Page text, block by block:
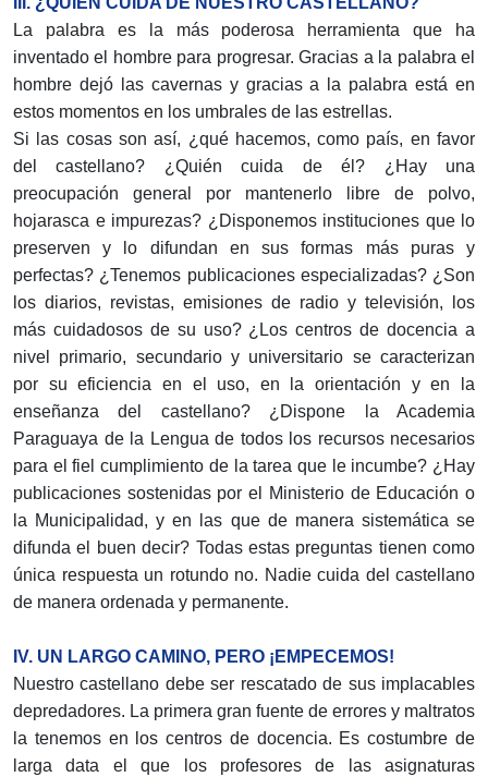
La palabra es la más poderosa herramienta que ha
inventado el hombre para progresar. Gracias a la palabra el
hombre dejó las cavernas y gracias a la palabra está en
estos momentos en los umbrales de las estrellas.
Si las cosas son así, ¿qué hacemos, como país, en favor
del castellano? ¿Quién cuida de él? ¿Hay una
preocupación general por mantenerlo libre de polvo,
hojarasca e impurezas? ¿Disponemos instituciones que lo
preserven y lo difundan en sus formas más puras y
perfectas? ¿Tenemos publicaciones especializadas? ¿Son
los diarios, revistas, emisiones de radio y televisión, los
más cuidadosos de su uso? ¿Los centros de docencia a
nivel primario, secundario y universitario se caracterizan
por su eficiencia en el uso, en la orientación y en la
enseñanza del castellano? ¿Dispone la Academia
Paraguaya de la Lengua de todos los recursos necesarios
para el fiel cumplimiento de la tarea que le incumbe? ¿Hay
publicaciones sostenidas por el Ministerio de Educación o
la Municipalidad, y en las que de manera sistemática se
difunda el buen decir? Todas estas preguntas tienen como
única respuesta un rotundo no. Nadie cuida del castellano
de manera ordenada y permanente.
IV. UN LARGO CAMINO, PERO ¡EMPECEMOS!
Nuestro castellano debe ser rescatado de sus implacables
depredadores. La primera gran fuente de errores y maltratos
la tenemos en los centros de docencia. Es costumbre de
larga data el que los profesores de las asignaturas